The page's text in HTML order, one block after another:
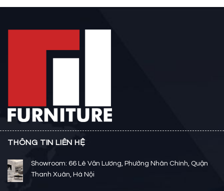
THÔNG TIN LIÊN HỆ
Showroom: 66 Lê Văn Lương, Phường Nhân Chính, Quận
Thanh Xuân, Hà Nội